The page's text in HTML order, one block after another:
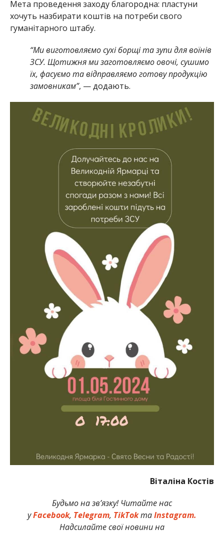
Мета проведення заходу благородна: пластуни
хочуть назбирати коштів на потреби свого
гуманітарного штабу.
“Ми виготовляємо сухі борщі та зупи для воїнів
ЗСУ. Щотижня ми заготовляємо овочі, сушимо
їх, фасуємо та відправляємо готову продукцію
замовникам”, — додають.
Віталіна Костів
Будьмо на зв’язку! Читайте нас
уFacebook, Telegram, TikTokтаInstagram.
Надсилайте свої новини на